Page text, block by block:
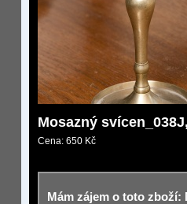
Mosazný
Cena: 650 Kč
Mám zájem o toto zboží: